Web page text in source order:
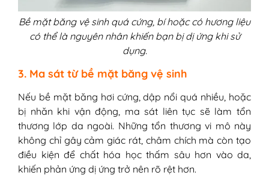
Bề mặt băng vệ sinh quá cứng, bí hoặc có hương liệu
có thể là nguyên nhân khiến bạn bị dị ứng khi sử
dụng.
3. Ma sát từ bề mặt băng vệ sinh
Nếu bề mặt băng hơi cứng, dập nổi quá nhiều, hoặc
bị nhăn khi vận động, ma sát liên tục sẽ làm tổn
thương lớp da ngoài. Những tổn thương vi mô này
không chỉ gây cảm giác rát, châm chích mà còn tạo
điều kiện để chất hóa học thấm sâu hơn vào da,
khiến phản ứng dị ứng trở nên rõ rệt hơn.